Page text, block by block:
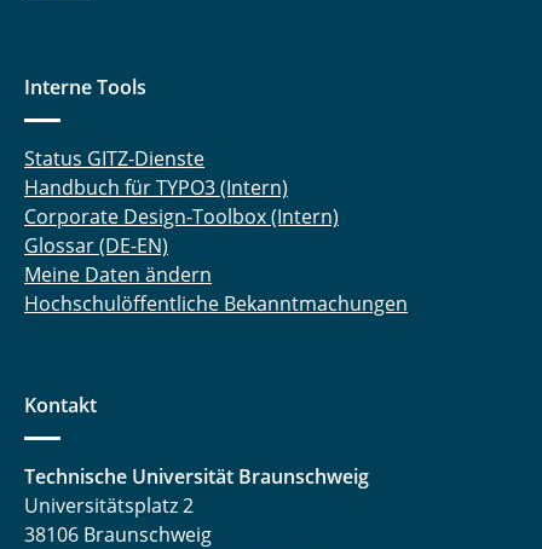
Interne Tools
Status GITZ-Dienste
Handbuch für TYPO3 (Intern)
Corporate Design-Toolbox (Intern)
Glossar (DE-EN)
Meine Daten ändern
Hochschulöffentliche Bekanntmachungen
Kontakt
Technische Universität Braunschweig
Universitätsplatz 2
38106 Braunschweig